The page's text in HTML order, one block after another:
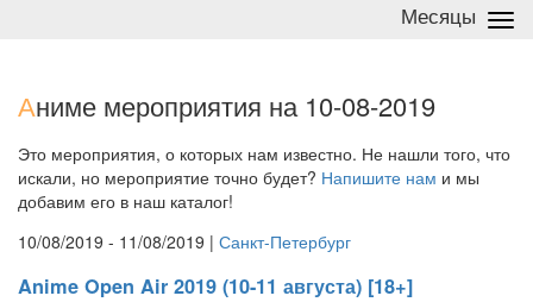
Месяцы
Аниме мероприятия на 10-08-2019
Это мероприятия, о которых нам известно. Не нашли того, что
искали, но мероприятие точно будет? Напишите нам и мы
добавим его в наш каталог!
10/08/2019 - 11/08/2019 | Санкт-Петербург
Anime Open Air 2019 (10-11 августа) [18+]